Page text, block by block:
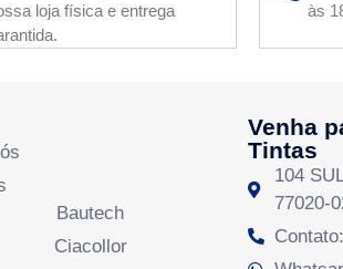
loja física e entrega
às
Bautech
Ciacollor
Venha
Tintas
104
77020-